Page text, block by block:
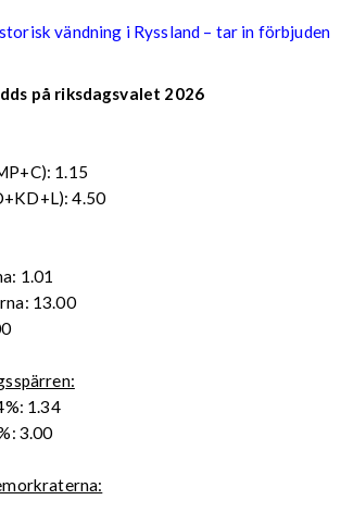
vändning i Ryssland – tar in förbjuden
på riksdagsvalet 2026
1.15
4.50
1.01
13.00
1.34
3.00